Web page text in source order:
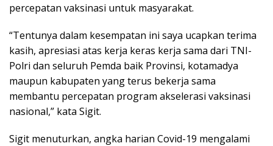
percepatan vaksinasi untuk masyarakat.
“Tentunya dalam kesempatan ini saya ucapkan terima
kasih, apresiasi atas kerja keras kerja sama dari TNI-
Polri dan seluruh Pemda baik Provinsi, kotamadya
maupun kabupaten yang terus bekerja sama
membantu percepatan program akselerasi vaksinasi
nasional,” kata Sigit.
Sigit menuturkan, angka harian Covid-19 mengalami